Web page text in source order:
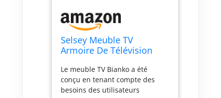
Selsey Meuble TV
Armoire De Télévision
Séjour Chambre À
Coucher Chêne Lancelot
Bianko
Le meuble TV Bianko a été
conçu en tenant compte des
besoins des utilisateurs